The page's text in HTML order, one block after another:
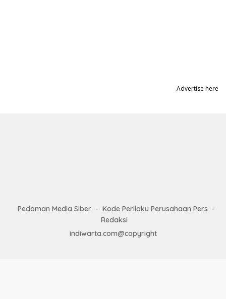
Advertise here
Pedoman Media SIber
Kode Perilaku Perusahaan Pers
Redaksi
indiwarta.com@copyright